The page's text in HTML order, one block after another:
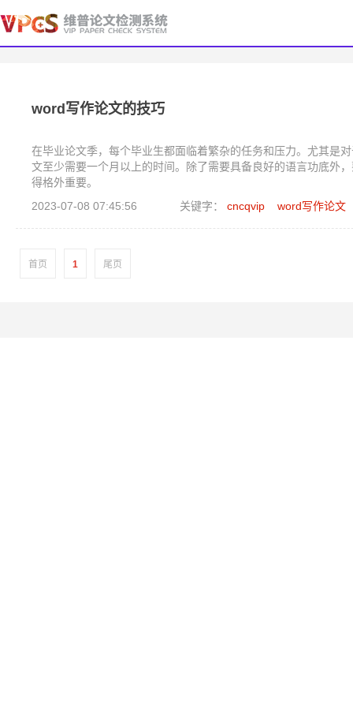
word写作论文的技巧
在毕业论文季，每个毕业生都面临着繁杂的任务和压力。尤其是
文至少需要一个月以上的时间。除了需要具备良好的语言功底外
得格外重要。
2023-07-08 07:45:56
关键字： cncqvip word写作论文
首页 1 尾页